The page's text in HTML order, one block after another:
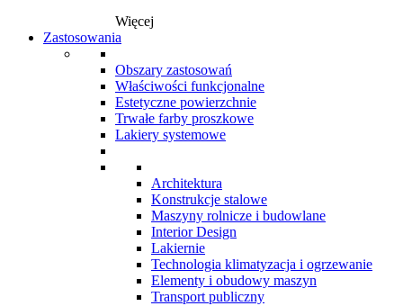
Więcej
Zastosowania
Obszary zastosowań
Właściwości funkcjonalne
Estetyczne powierzchnie
Trwałe farby proszkowe
Lakiery systemowe
Architektura
Konstrukcje stalowe
Maszyny rolnicze i budowlane
Interior Design
Lakiernie
Technologia klimatyzacja i ogrzewanie
Elementy i obudowy maszyn
Transport publiczny